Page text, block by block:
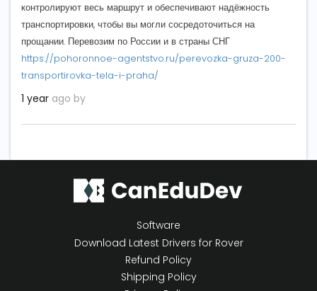
контролируют весь маршрут и обеспечивают надёжность
транспортировки, чтобы вы могли сосредоточиться на
прощании. Перевозим по России и в страны СНГ
https://pohoronnoe-agentstvo.ru/perevozka-gruza-200-
transportirovka-tela-i-praha/
1 year ago by
Software
Download Latest Drivers for Rover
Refund Policy
Shipping Policy